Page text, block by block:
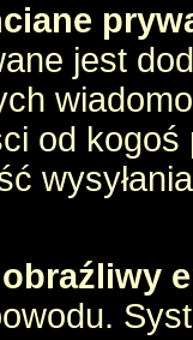
jest
od
obraźliwy